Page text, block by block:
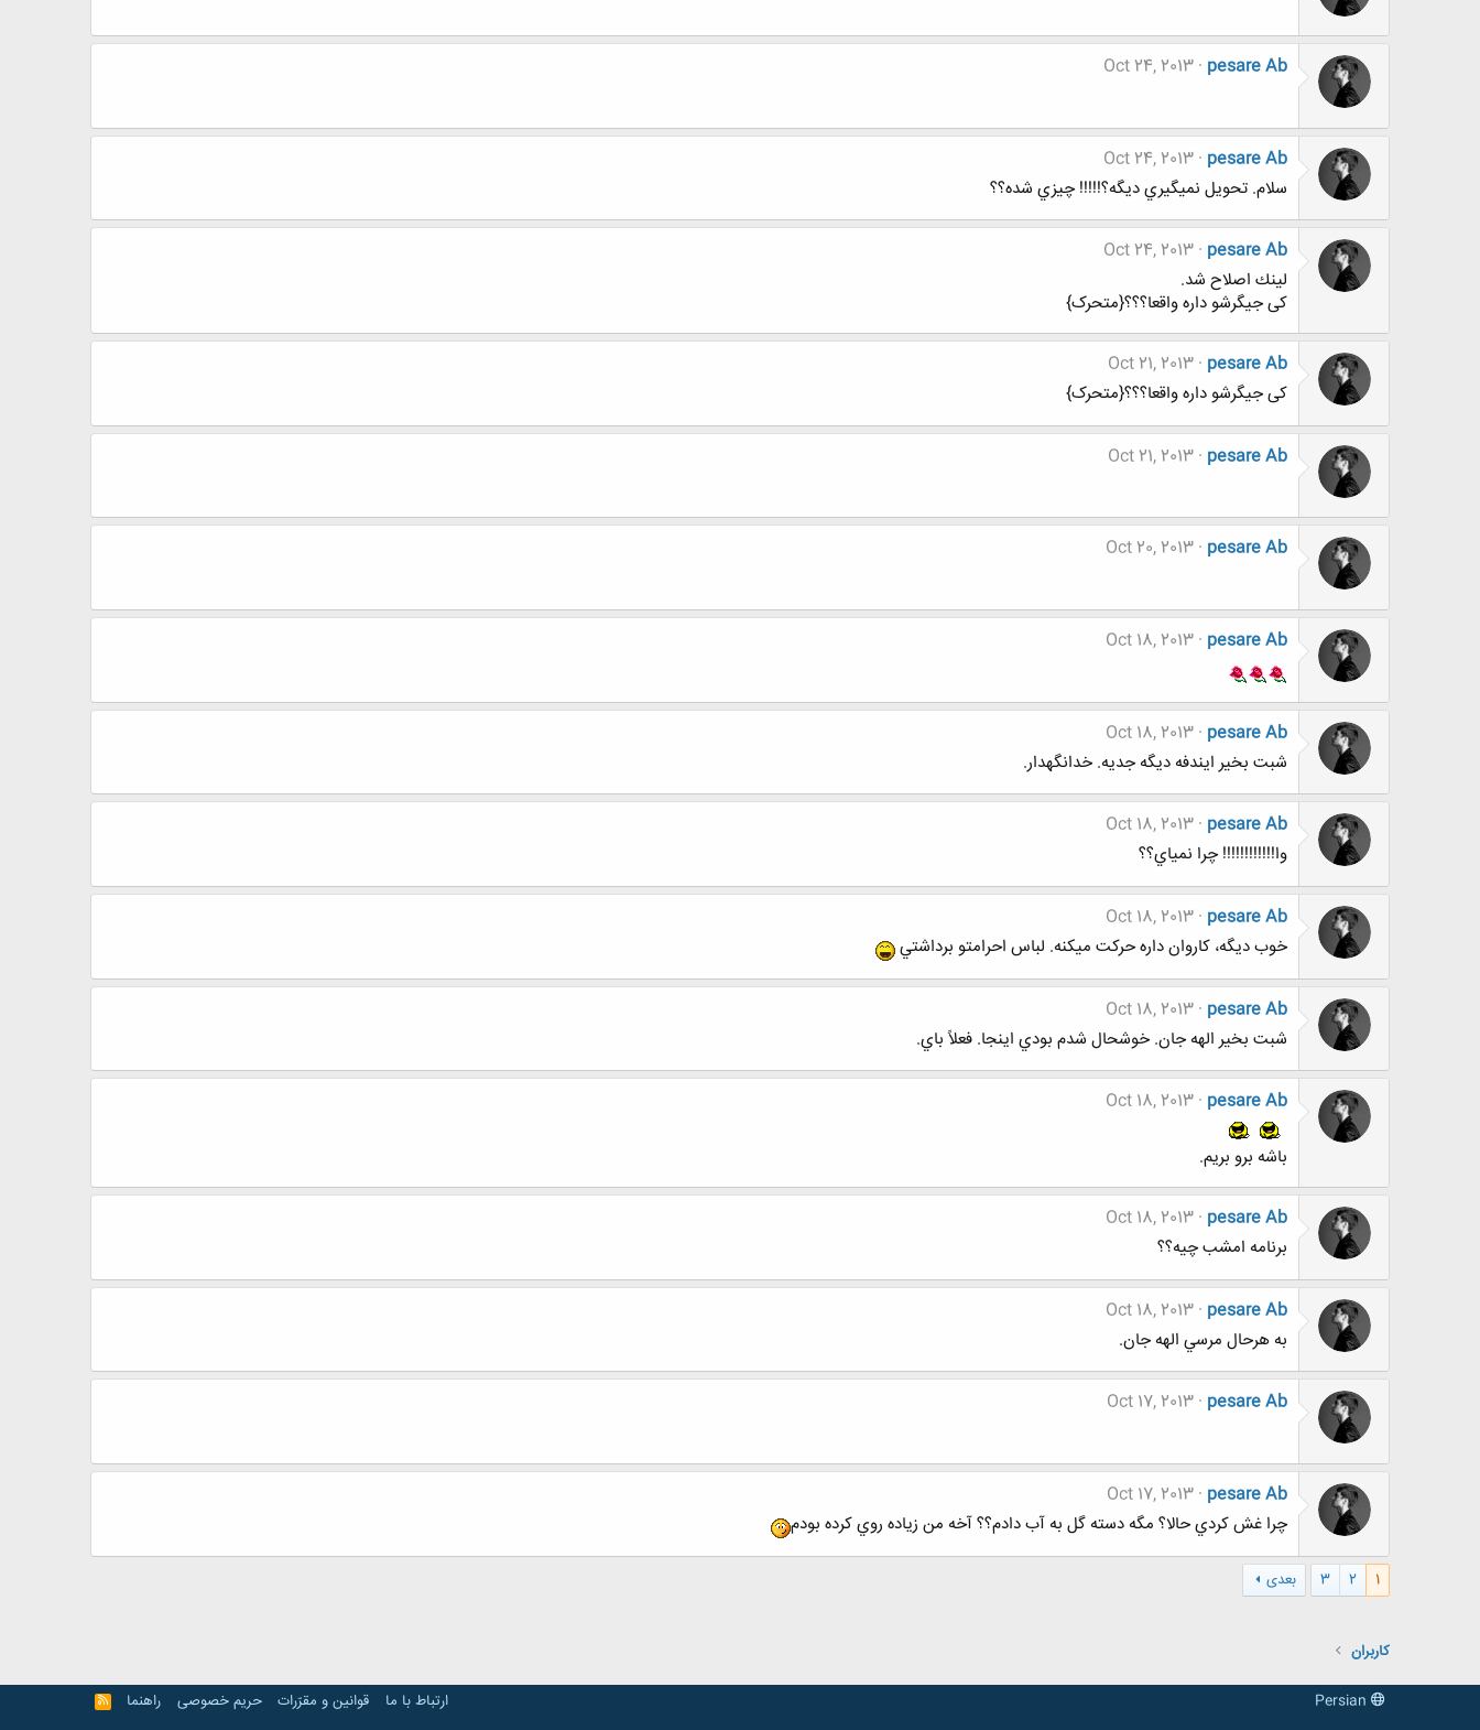
pesare Ab
Oct 24, 2013
pesare Ab
Oct 24, 2013
سلام. تحويل نميگيري ديگه؟!!!!! چيزي شده؟؟
pesare Ab
Oct 24, 2013
لينك اصلاح شد.
کی جیگرشو داره واقعا؟؟؟{متحرک}
pesare Ab
Oct 21, 2013
کی جیگرشو داره واقعا؟؟؟{متحرک}
pesare Ab
Oct 21, 2013
pesare Ab
Oct 20, 2013
pesare Ab
Oct 18, 2013
pesare Ab
Oct 18, 2013
شبت بخير ايندفه ديگه جديه. خدانگهدار.
pesare Ab
Oct 18, 2013
وا!!!!!!!!!!!! چرا نمياي؟؟
pesare Ab
Oct 18, 2013
خوب ديگه، كاروان داره حركت ميكنه. لباس احرامتو برداشتي
pesare Ab
Oct 18, 2013
شبت بخير الهه جان. خوشحال شدم بودي اينجا. فعلاً باي.
pesare Ab
Oct 18, 2013
باشه برو بريم.
pesare Ab
Oct 18, 2013
برنامه امشب چيه؟؟
pesare Ab
Oct 18, 2013
به هرحال مرسي الهه جان.
pesare Ab
Oct 17, 2013
pesare Ab
Oct 17, 2013
چرا غش كردي حالا؟ مگه دسته گل به آب دادم؟؟ آخه من زياده روي كرده بودم
1
2
3 بعدی
کاربران
ارتباط با ما قوانین و مقرّرات حریم خصوصی راهنما
R
S